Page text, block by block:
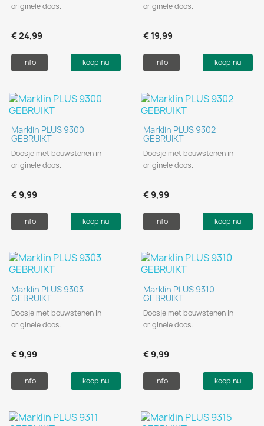
originele doos.
€ 24,99
Info koop nu
originele doos.
€ 19,99
Info koop nu
Marklin PLUS 9300
GEBRUIKT
Doosje met bouwstenen in
originele doos.
€ 9,99
Info koop nu
Marklin PLUS 9302
GEBRUIKT
Doosje met bouwstenen in
originele doos.
€ 9,99
Info koop nu
Marklin PLUS 9303
GEBRUIKT
Doosje met bouwstenen in
originele doos.
€ 9,99
Info koop nu
Marklin PLUS 9310
GEBRUIKT
Doosje met bouwstenen in
originele doos.
€ 9,99
Info koop nu